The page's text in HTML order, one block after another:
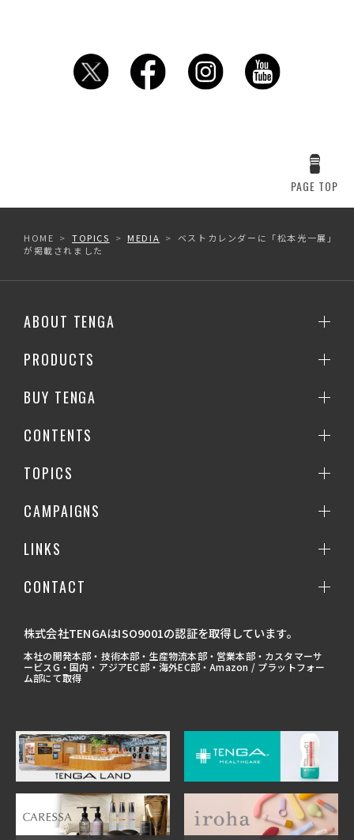
PAGE TOP
HOME TOPICS MEDIA
ベストカレンダーに「松本光一展」
が掲載されました
ABOUT TENGA
PRODUCTS
BUY TENGA
CONTENTS
TOPICS
CAMPAIGNS
LINKS
CONTACT
株式会社TENGAはISO9001の認証を取得しています。
本社の開発本部・技術本部・生産物流本部・営業本部・カスタマーサ
ービスG・国内・アジアEC部・海外EC部・Amazon / プラットフォー
ム部にて取得